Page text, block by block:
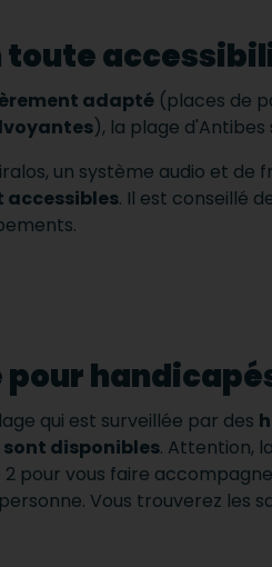
toute
adapté (places de
), la plage
un système audio et de
accessibles. Il est conseillé
pour
qui est surveillée par des
disponibles. Attention,
pour vous faire
Vous trouverez les